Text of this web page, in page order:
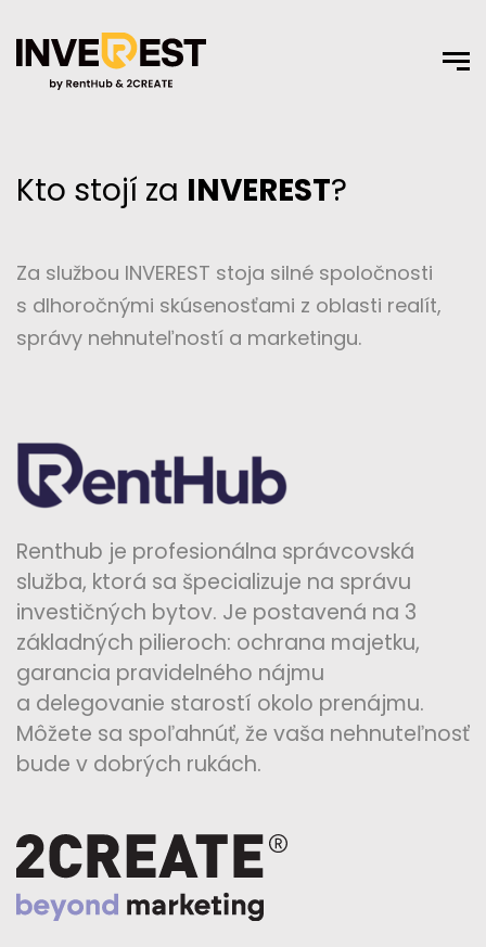
Kto stojí za INVEREST?
Za službou INVEREST stoja silné spoločnosti
s dlhoročnými skúsenosťami z oblasti realít,
správy nehnuteľností a marketingu.
Renthub je profesionálna správcovská
služba, ktorá sa špecializuje na správu
investičných bytov. Je postavená na 3
základných pilieroch: ochrana majetku,
garancia pravidelného nájmu
a delegovanie starostí okolo prenájmu.
Môžete sa spoľahnúť, že vaša nehnuteľnosť
bude v dobrých rukách.